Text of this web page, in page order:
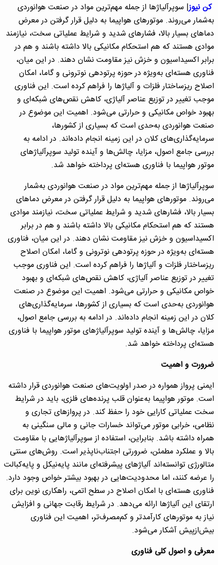
کن نیوز| سوپرآلیاژها از جمله مهم‌ترین مواد در صنعت هوانوردی
به‌شمار می‌روند. موتورهای هواپیما به دلیل قرار گرفتن در معرض
دماهای بسیار بالا، فشارهای شدید و شرایط عملیاتی سخت، نیازمند
موادی هستند که هم استحکام مکانیکی بالا داشته باشند و هم در
برابر اکسیداسیون و خزش نیز مقاومت نشان دهند. در این میان،
فناوری هسته‌ای به‌ویژه در حوزه پرتودهی نوترونی و گاما، امکان
اصلاح ریزساختار فلزات و آلیاژها را فراهم کرده است. این فناوری
موجب تغییر در توزیع عناصر آلیاژی، کاهش نقص‌های شبکه‌ای و
بهبود خواص مکانیکی و حرارتی می‌شود. اهمیت این موضوع در
صنعت هوانوردی به‌حدی است که بسیاری از کشورها،
سرمایه‌گذاری‌های کلان در این زمینه انجام داده‌اند. در ادامه به
بررسی جامع اصول، مزایا، چالش‌ها و آینده تولید سوپرآلیاژهای
موتور هواپیما با فناوری هسته‌ای پرداخته خواهد شد.
سوپرآلیاژها از جمله مهم‌ترین مواد در صنعت هوانوردی به‌شمار
می‌روند. موتورهای هواپیما به دلیل قرار گرفتن در معرض دماهای
بسیار بالا، فشارهای شدید و شرایط عملیاتی سخت، نیازمند موادی
هستند که هم استحکام مکانیکی بالا داشته باشند و هم در برابر
اکسیداسیون و خزش نیز مقاومت نشان دهند. در این میان، فناوری
هسته‌ای به‌ویژه در حوزه پرتودهی نوترونی و گاما، امکان اصلاح
ریزساختار فلزات و آلیاژها را فراهم کرده است. این فناوری موجب
تغییر در توزیع عناصر آلیاژی، کاهش نقص‌های شبکه‌ای و بهبود
خواص مکانیکی و حرارتی می‌شود. اهمیت این موضوع در صنعت
هوانوردی به‌حدی است که بسیاری از کشورها، سرمایه‌گذاری‌های
کلان در این زمینه انجام داده‌اند. در ادامه به بررسی جامع اصول،
مزایا، چالش‌ها و آینده تولید سوپرآلیاژهای موتور هواپیما با فناوری
هسته‌ای پرداخته خواهد شد.
ضرورت و اهمیت
ایمنی پرواز همواره در صدر اولویت‌های صنعت هوانوردی قرار داشته
است. موتور هواپیما به‌عنوان قلب پرنده‌های فلزی، باید در شرایط
سخت عملیاتی کارایی خود را حفظ کند. در پروازهای تجاری و
نظامی، خرابی موتور می‌تواند خسارات جانی و مالی سنگینی به
همراه داشته باشد. بنابراین، استفاده از سوپرآلیاژهایی با مقاومت
بالا و عملکرد مطمئن، ضرورتی اجتناب‌ناپذیر است. روش‌های سنتی
متالورژی توانسته‌اند آلیاژهای پیشرفته‌ای مانند پایه‌نیکل و پایه‌کبالت
را عرضه کنند، اما محدودیت‌هایی در بهبود بیشتر خواص وجود دارد.
فناوری هسته‌ای با امکان اصلاح در سطح اتمی، راهکاری نوین برای
ارتقای این آلیاژها ارائه می‌دهد. در شرایط رقابت جهانی و افزایش
نیاز به موتورهای کارآمدتر و کم‌مصرف‌تر، اهمیت این فناوری
بیش‌ازپیش آشکار می‌شود.
معرفی و اصول کلی فناوری